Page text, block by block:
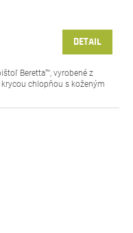
DETAIL
Beretta™, vyrobené z
chlopňou s koženým